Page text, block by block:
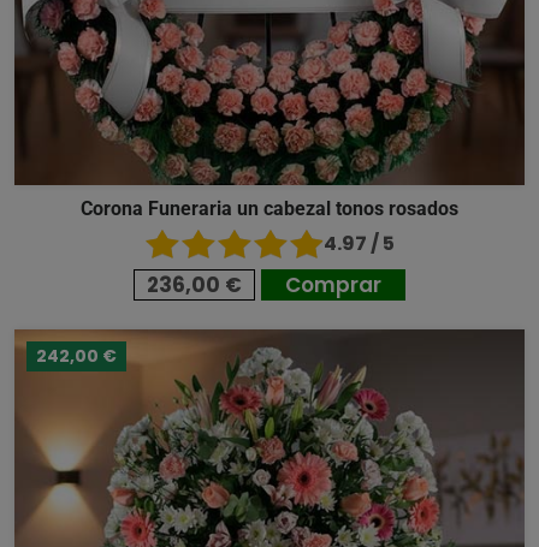
Corona Funeraria un cabezal tonos rosados
4.97 / 5
236,00 € Comprar
242,00 €